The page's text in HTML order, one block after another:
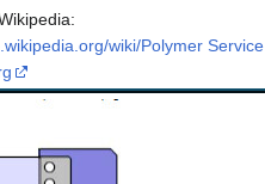
wiki/Polymer Service